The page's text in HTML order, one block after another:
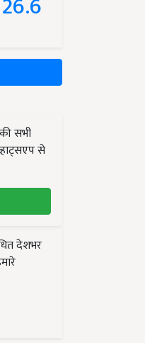
सभी
से
देशभर